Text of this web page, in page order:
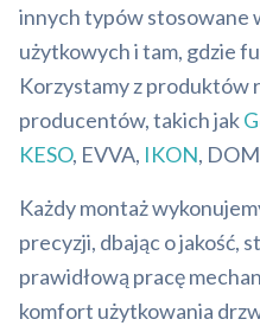
innych typów stosowane
użytkowych i tam, gdzie
Korzystamy z produktów
producentów, takich jak
KESO, EVVA, IKON,
Każdy montaż
precyzji, dbając o jakość,
prawidłową pracę
komfort użytkowania